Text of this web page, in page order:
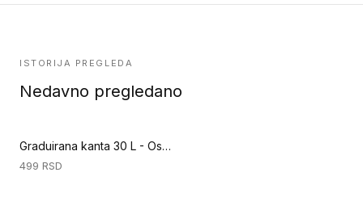
ISTORIJA PREGLEDA
Nedavno pregledano
Graduirana kanta 30 L - Osnovni poklopac za kantu (Priprema podloge)
499 RSD